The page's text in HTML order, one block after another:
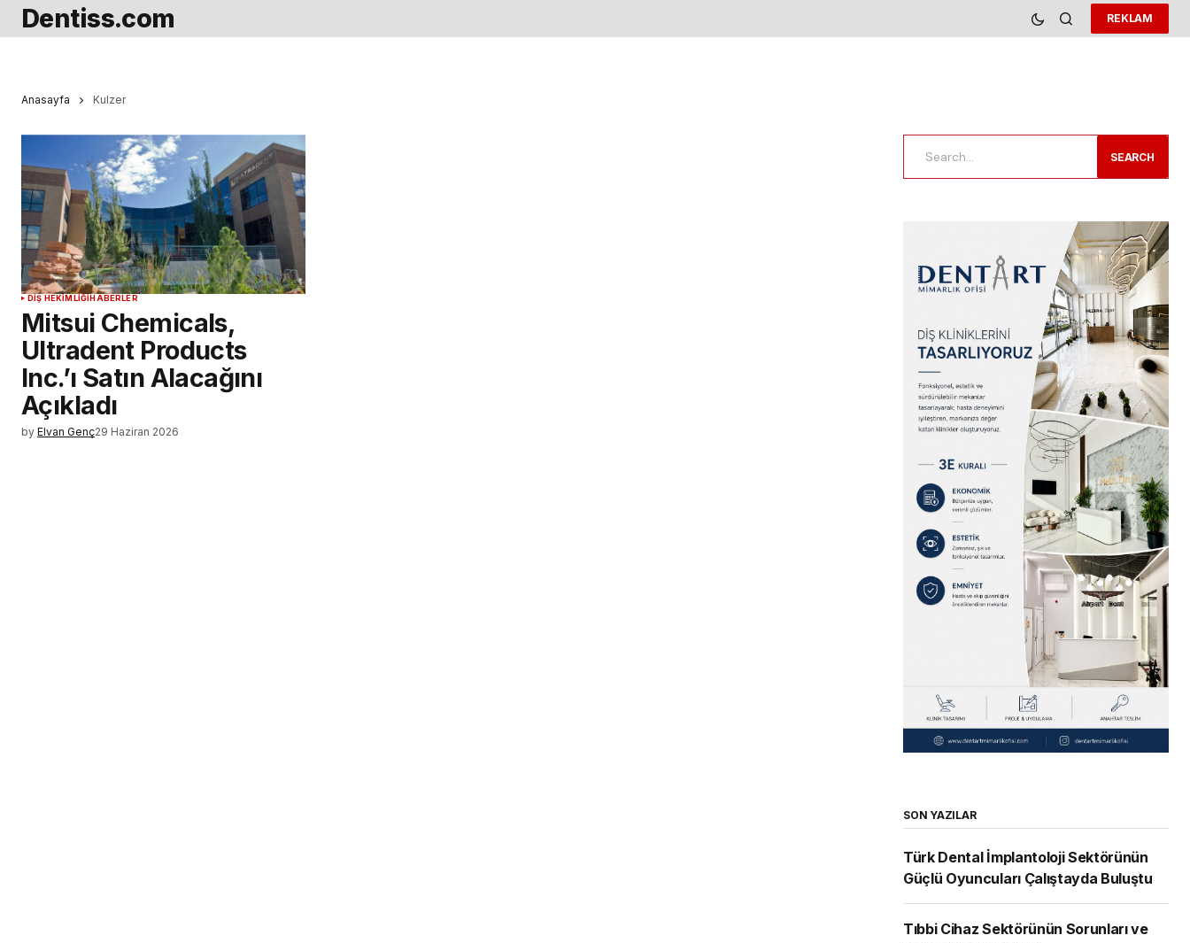
Dentiss.com REKLAM
Anasayfa Kulzer
DIŞ HEKIMLIĞIHABERLER
Mitsui Chemicals,
Ultradent Products
Inc.’ı Satın Alacağını
Açıkladı
by Elvan Genç29 Haziran 2026
SEARCH
SON YAZILAR
Türk Dental İmplantoloji Sektörünün
Güçlü Oyuncuları Çalıştayda Buluştu
Tıbbi Cihaz Sektörünün Sorunları ve